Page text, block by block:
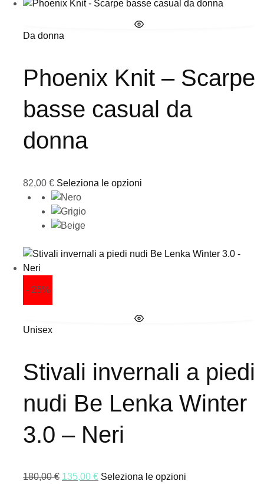
Da donna
Phoenix Knit – Scarpe
basse casual da
donna
82,00 € Seleziona le opzioni
- 25%
Unisex
Stivali invernali a piedi
nudi Be Lenka Winter
3.0 – Neri
180,00€ 135,00 € Seleziona le opzioni